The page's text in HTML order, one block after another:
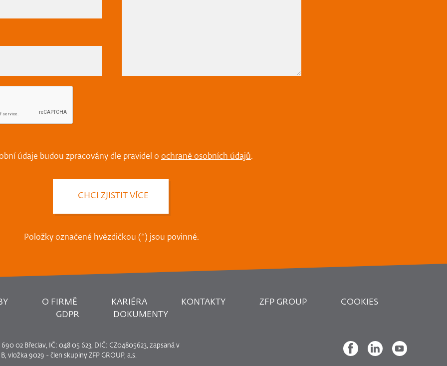
údaje budou zpracovány dle pravidel o ochraně osobních údajů.
Položky označené hvězdičkou (*) jsou povinné.
O FIRMĚ KARIÉRA KONTAKTY ZFP GROUP
COOKIES
GDPR
DOKUMENTY
02 Břeclav, IČ: 048 05 623, DIČ: CZ04805623, zapsaná v
vložka 9029 - člen skupiny ZFP GROUP, a.s.